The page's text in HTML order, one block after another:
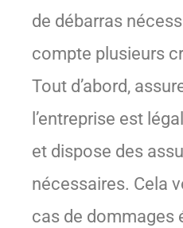
de débarras
compte plusieurs
Tout d’abord,
l’entreprise est
et dispose des
nécessaires. Cela
cas de dommages